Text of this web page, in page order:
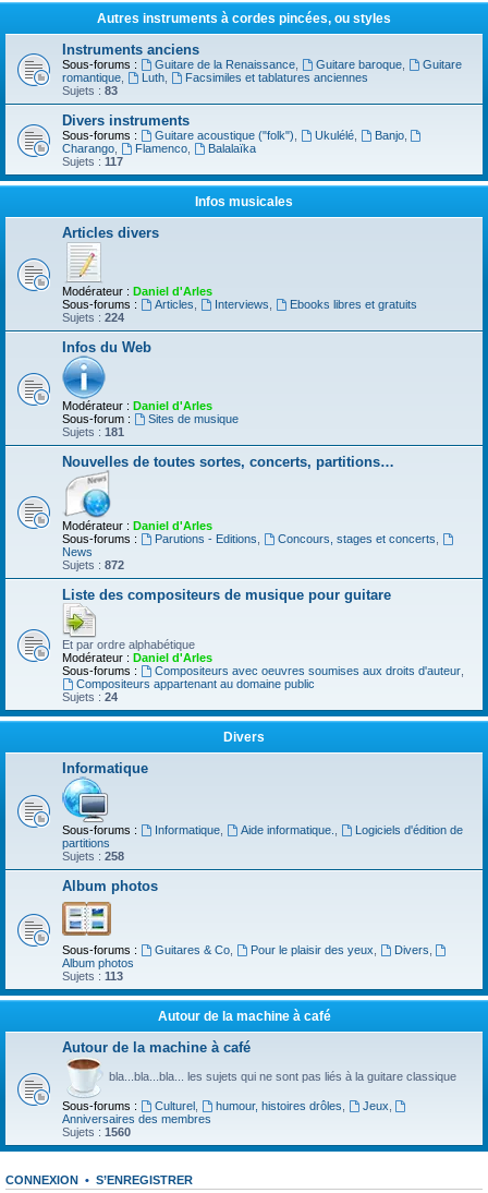
Autres instruments à cordes pincées, ou styles
Instruments anciens
Sous-forums : Guitare de la Renaissance, Guitare baroque,
Guitare
romantique
Luth,
Facsimiles et tablatures anciennes
Sujets : 83
Divers instruments
Sous-forums : Guitare acoustique ("folk") Ukulélé, Banjo,
Charango
Flamenco,
Balalaïka
Sujets : 117
Infos musicales
Articles divers
Modérateur : Daniel d'Arles
Sous-forums :
Articles Interviews
Ebooks libres et gratuits
Sujets : 224
Infos du Web
Modérateur : Daniel d'Arles
Sous-forum :
Sites de musique
Sujets : 181
Nouvelles de toutes sortes, concerts, partitions…
Modérateur : Daniel d'Arles
Sous-forums :
Parutions - Editions Concours, stages et concerts
News
Sujets : 872
Liste des compositeurs de musique pour guitare
Et par ordre alphabétique
Modérateur : Daniel d'Arles
Sous-forums :
Compositeurs avec oeuvres soumises aux droits d'auteur,
Compositeurs appartenant au domaine public
Sujets : 24
Divers
Informatique
Sous-forums : Informatique, Aide informatique.
Logiciels d'édition de
partitions
Sujets : 258
Album photos
Sous-forums : Guitares & Co, Pour le plaisir des yeux Divers
Album photos
Sujets : 113
Autour de la machine à café
Autour de la machine à café
bla...bla...bla... les sujets qui ne sont pas liés à la guitare classique
Sous-forums : Culturel, humour, histoires drôles Jeux
Anniversaires des membres
Sujets : 1560
CONNEXION • S’ENREGISTRER